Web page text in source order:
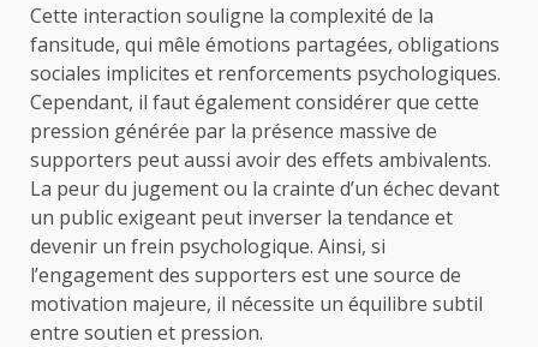
Cette interaction souligne la complexité de la
fansitude, qui mêle émotions partagées, obligations
sociales implicites et renforcements psychologiques.
Cependant, il faut également considérer que cette
pression générée par la présence massive de
supporters peut aussi avoir des effets ambivalents.
La peur du jugement ou la crainte d’un échec devant
un public exigeant peut inverser la tendance et
devenir un frein psychologique. Ainsi, si
l’engagement des supporters est une source de
motivation majeure, il nécessite un équilibre subtil
entre soutien et pression.